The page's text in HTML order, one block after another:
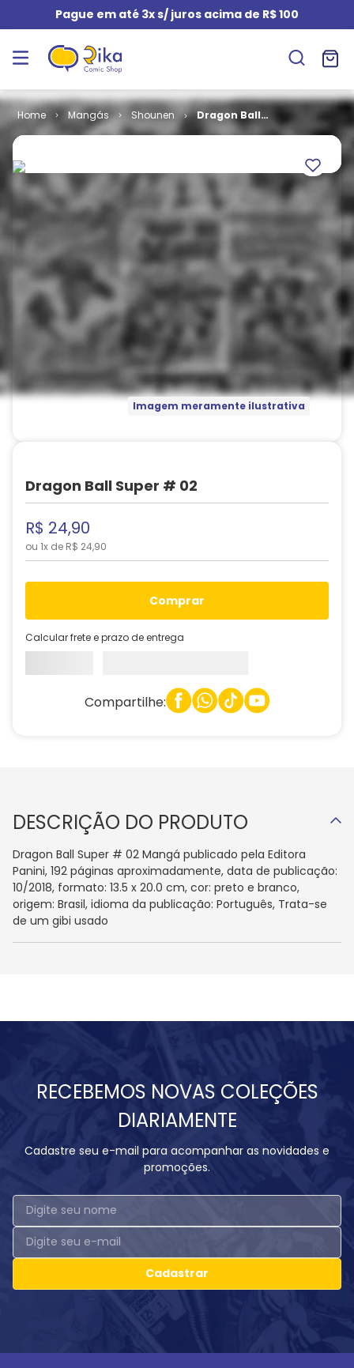
Pague em até 3x s/ juros acima de R$ 100
Mangás Shounen
Dragon Ball
Super # 02
Imagem meramente ilustrativa
Dragon Ball Super # 02
R$ 24,90
ou 1x de R$ 24,90
comprar
Calcular frete e prazo de entrega
Compartilhe:
DESCRIÇÃO DO PRODUTO
Dragon Ball Super # 02 Mangá publicado pela Editora
Panini, 192 páginas aproximadamente, data de publicação:
10/2018, formato: 13.5 x 20.0 cm, cor: preto e branco,
origem: Brasil, idioma da publicação: Português, Trata-se
de um gibi usado
RECEBEMOS NOVAS COLEÇÕES
DIARIAMENTE
Cadastre seu e-mail para acompanhar as novidades e
promoções.
Cadastrar